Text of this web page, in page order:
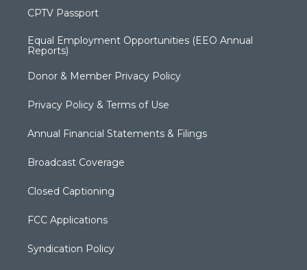
CPTV Passport
Equal Employment Opportunities (EEO Annual
Reports)
Donor & Member Privacy Policy
Privacy Policy & Terms of Use
Annual Financial Statements & Filings
Broadcast Coverage
Closed Captioning
FCC Applications
Syndication Policy